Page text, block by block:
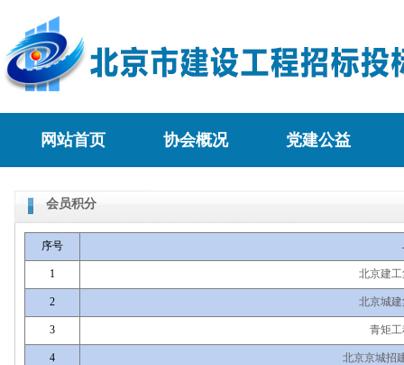
网站首页 协会概况 党建公益
会员积分
序号
1 北京建
2 北京城
3 青矩
4 北京京城招